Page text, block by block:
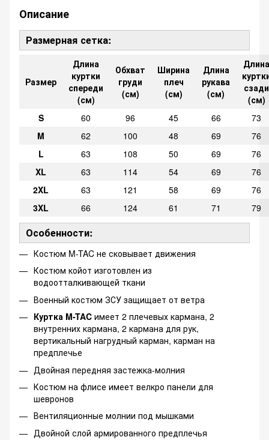
Описание
Размерная сетка:
Размер
Длина
куртки
спереди
(см)
Обхват
груди
(см)
Ширина
плеч
(см)
Длина
рукава
(см)
Длина
сзади
(см)
S
60 96 45 66
73
M
62 100 48 69
76
L
63 108 50 69
76
XL
63 114 54 69
76
2XL
63 121 58 69
76
3XL
66 124 61 71 79
Особенности:
Костюм M-TAC не сковывает движения
Костюм койот изготовлен из
водоотталкивающей ткани
Военный костюм ЗСУ защищает от ветра
Куртка M-TAC имеет 2 плечевых кармана, 2
внутренних кармана, 2 кармана для рук,
вертикальный нагрудный карман, карман на
предплечье
Двойная передняя застежка-молния
Костюм на флисе имеет велкро панели для
шевронов
Вентиляционные молнии под мышками
Двойной слой армированного предплечья